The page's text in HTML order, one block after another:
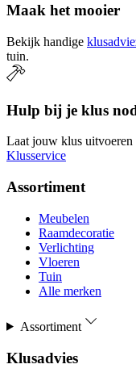
Maak het mooier
Bekijk handige
tuin.
Hulp bij je klus
Laat jouw klus uitvoeren
Klusservice
Assortiment
Meubelen
Raamdecoratie
Verlichting
Vloeren
Tuin
Alle merken
Assortiment
Klusadvies